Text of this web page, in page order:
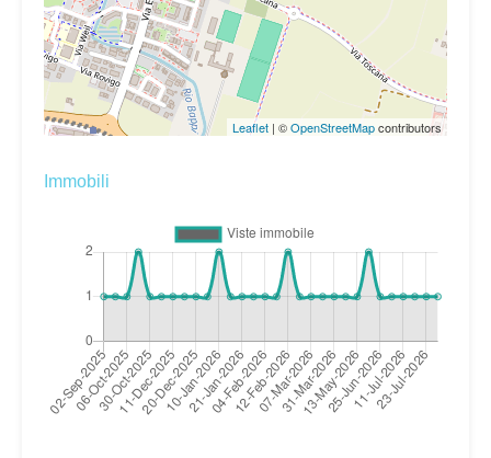
Leaflet | ©OpenStreetMapcontributors
Immobili